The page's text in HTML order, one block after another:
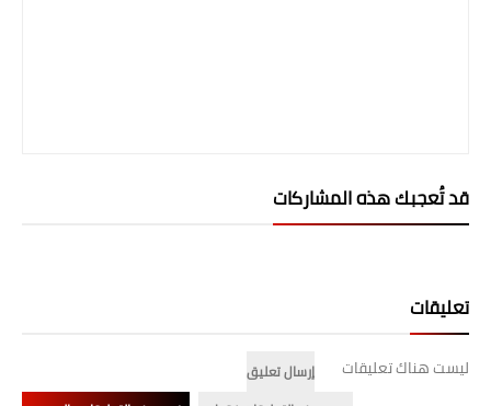
قد تُعجبك هذه المشاركات
تعليقات
ليست هناك تعليقات
إرسال تعليق